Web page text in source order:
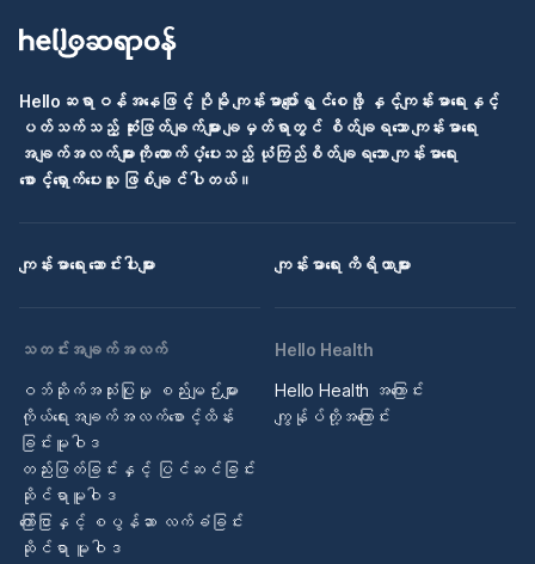
Helloဆရာဝန်အနေဖြင့် ပိုမို ကျန်းမာပျော်ရွှင်စေဖို့ နှင့်ကျန်းမာရေးနှင့်
ပတ်သက်သည့် ဆုံးဖြတ်ချက်များ ချမှတ်ရာတွင် စိတ်ချရသော ကျန်းမာရေး
အချက်အလက်များကို ထောက်ပံ့ပေးသည့် ယုံကြည်စိတ်ချရသော ကျန်းမာရေး
စောင့်ရှောက်ပေးသူ ဖြစ်ချင်ပါတယ်။
ကျန်းမာရေး ဆောင်းပါးများ ကျန်းမာရေး ကိရိယာများ
သတင်းအချက်အလက်
ဝဘ်ဆိုက်အသုံးပြုမှု စည်းမျဉ်းများ
ကိုယ်ရေးအချက်အလက်စောင့်ထိန်း
ခြင်းမူဝါဒ
တည်းဖြတ်ခြင်းနှင့် ပြင်ဆင်ခြင်း
ဆိုင်ရာမူဝါဒ
ကြော်ငြာနှင့် စပွန်ဆာ လက်ခံခြင်း
ဆိုင်ရာ မူဝါဒ
Hello Health
Hello Health အကြောင်း
ကျွန်ုပ်တို့အကြောင်း